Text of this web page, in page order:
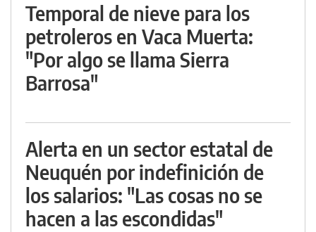
Temporal de nieve para los
petroleros en Vaca Muerta:
"Por algo se llama Sierra
Barrosa"
Alerta en un sector estatal de
Neuquén por indefinición de
los salarios: "Las cosas no se
hacen a las escondidas"